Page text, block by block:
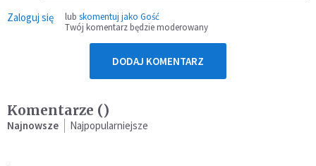
Zaloguj się lub skomentuj jako Gość
Twój komentarz będzie moderowany
DODAJ KOMENTARZ
Komentarze ()
Najnowsze Najpopularniejsze